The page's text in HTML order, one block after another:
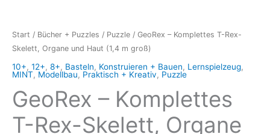
Start / Bücher + Puzzles / Puzzle / GeoRex – Komplettes T-Rex-
Skelett, Organe und Haut (1,4 m groß)
10+, 12+, 8+, Basteln, Konstruieren + Bauen, Lernspielzeug,
MINT, Modellbau, Praktisch + Kreativ, Puzzle
GeoRex – Komplettes
T-Rex-Skelett, Organe
(1,4
m
groß)
Menge